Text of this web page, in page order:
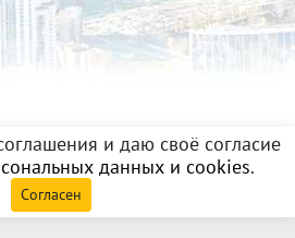
и даю своё согласие
данных и cookies.
Согласен